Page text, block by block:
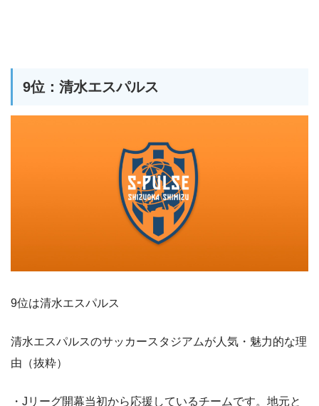
9位：清水エスパルス
9位は清水エスパルス
清水エスパルスのサッカースタジアムが人気・魅力的な理
由（抜粋）
・Jリーグ開幕当初から応援しているチームです。地元と